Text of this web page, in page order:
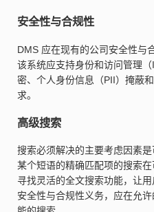
安全性与合规性
DMS 应在现有的公司安全性与
该系统应支持身份和访问管理
密、个人身份信息（PII）掩蔽
求。
高级搜索
搜索必须解决的主要考虑因素
某个短语的精确匹配项的搜索
寻找灵活的全文搜索功能，让
安全性与合规性义务，应在允